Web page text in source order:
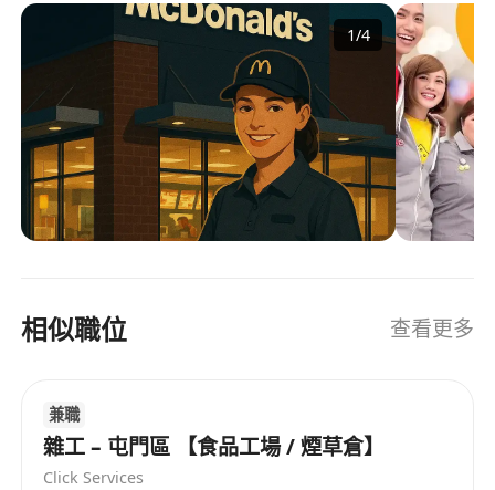
多元化是其核心價值之一。公司非常重視多元化的
企業文化和人才發展,為來自不同背景和教育水平的
員工提供學習和專業成長的機會。 MHK
Restaurants Limited相信透過這種多元化的做法,可
以促進員工的個人成長,並為企業帶來更多創新與發
展 MHK Restaurants Limited is a company
dedicated to the food and beverage industry,
operating over 260 outlets. The mission of the
company is to be the best employer in every
rewards and recognition for its employees.
importance on a diverse corporate culture and
talent development, offering learning and
professional growth opportunities to employees
1/4
相似職位 查看更多
兼職
雜工 – 屯門區 【食品工場 / 煙草倉】
Click Services